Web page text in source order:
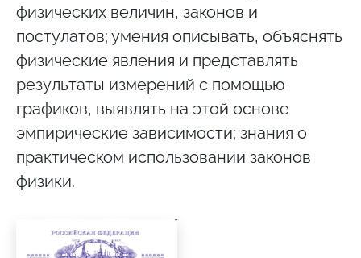
физических величин, законов и
постулатов; умения описывать, объяснять
физические явления и представлять
результаты измерений с помощью
графиков, выявлять на этой основе
эмпирические зависимости; знания о
практическом использовании законов
физики.